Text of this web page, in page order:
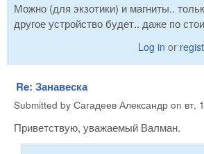
Можно (для экзотики) и магниты..
другое устройство будет.. даже по
Log in or
Re: Занавеска
Submitted by Сагадеев Александр on вт,
Приветствую, уважаемый Валман.